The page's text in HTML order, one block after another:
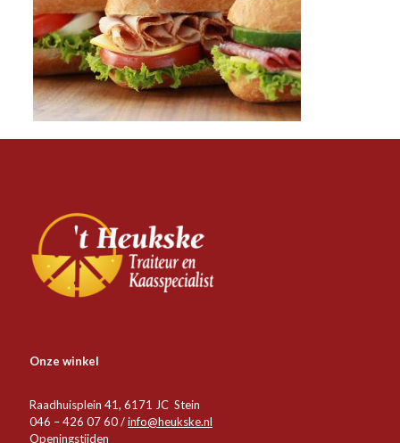
Onze winkel
Raadhuisplein 41, 6171 JC Stein
046 – 426 07 60 /info@heukske.nl
Openingstijden